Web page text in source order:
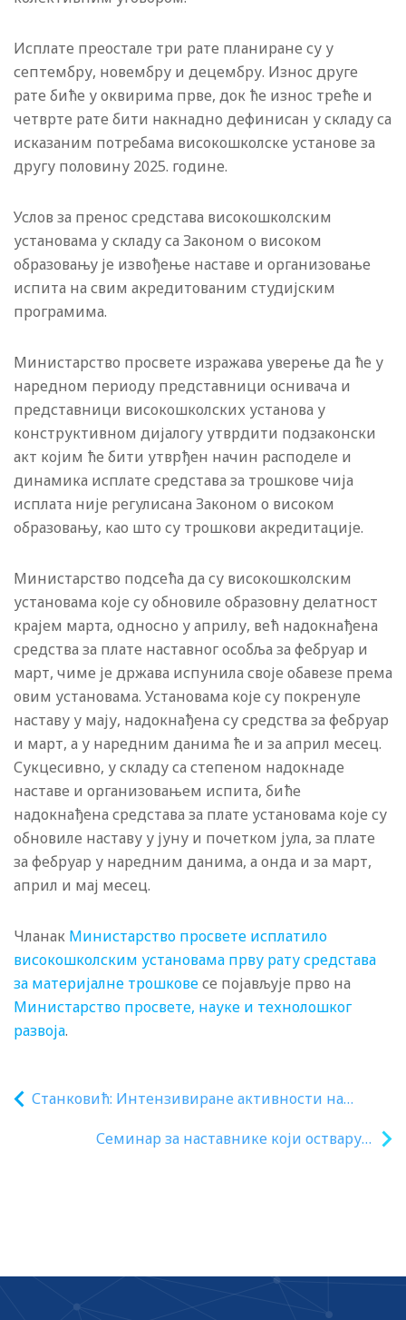
Исплате преостале три рате планиране су у
септембру, новембру и децембру. Износ друге
рате биће у оквирима прве, док ће износ треће и
четврте рате бити накнадно дефинисан у складу са
исказаним потребама високошколске установе за
другу половину 2025. године.
Услов за пренос средстава високошколским
установама у складу са Законом о високом
образовању је извођење наставе и организовање
испита на свим акредитованим студијским
програмима.
Министарство просвете изражава уверење да ће у
наредном периоду представници оснивача и
представници високошколских установа у
конструктивном дијалогу утврдити подзаконски
акт којим ће бити утврђен начин расподеле и
динамика исплате средстава за трошкове чија
исплата није регулисана Законом о високом
образовању, као што су трошкови акредитације.
Министарство подсећа да су високошколским
установама које су обновиле образовну делатност
крајем марта, односно у априлу, већ надокнађена
средства за плате наставног особља за фебруар и
март, чиме је држава испунила своје обавезе према
овим установама. Установама које су покренуле
наставу у мају, надокнађена су средства за фебруар
и март, а у наредним данима ће и за април месец.
Сукцесивно, у складу са степеном надокнаде
наставе и организовањем испита, биће
надокнађена средстава за плате установама које су
обновиле наставу у јуну и почетком јула, за плате
за фебруар у наредним данима, а онда и за март,
април и мај месец.
Чланак Министарство просвете исплатило
високошколским установама прву рату средстава
за материјалне трошковесе појављује прво на
Министарство просвете, науке и технолошког
развоја.
Станковић: Интензивиране активности на
пројеката у области студентског становања и
Семинар за наставнике који остварују